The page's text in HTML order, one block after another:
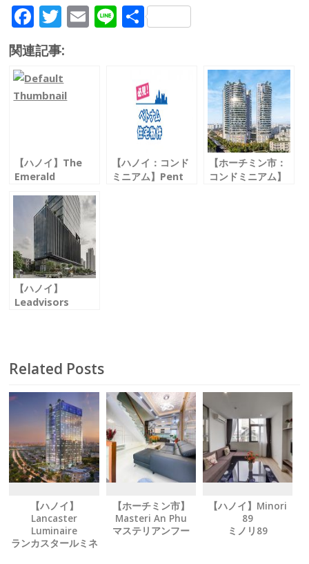
F
ac
e
b
o
T
itt
er
E Li 共
関連記事:
【ハノイ】The
Emerald
【ハノイ：コンド
ミニアム】Pent
【ホーチミン市：
コンドミニアム】
【ハノイ】
Leadvisors
Related Posts
【ハノイ】
Lancaster
Luminaire
ランカスタールミネ
【ホーチミン市】
Masteri An Phu
マステリアンフー
【ハノイ】Minori
89
ミノリ89